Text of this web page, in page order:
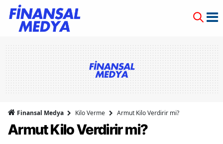
Finansal Medya Kilo Verme Armut Kilo Verdirir mi?
Armut Kilo Verdirir mi?